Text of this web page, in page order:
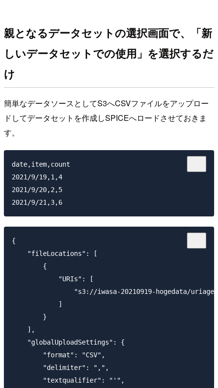
親となるデータセットの選択画面で、「新
しいデータセットでの使用」を選択するだ
け
簡単なデータソースとしてS3へCSVファイルをアップロー
ドしてデータセットを作成しSPICEへロードさせておきま
す。
date,item,count
2021/9/19,1,4
2021/9/20,2,5
{
    "fileLocations": [
        {
            "URIs": [
"s3://iwasa-20210919-hogedata/
            ]
        }
    ],
    "globalUploadSettings": {
        "format": "CSV",
        "delimiter": ",",
        "textqualifier": "'",